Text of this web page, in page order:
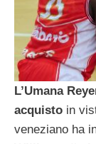
L’Umana
acquisto in
veneziano ha